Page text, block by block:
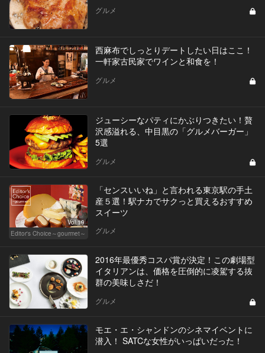
グルメ
西麻布でしっとりデートしたい日はここ！
一軒家古民家でワインと和食を！
グルメ
ジューシーなパティにかぶりつきたい！贅
沢感溢れる、中目黒の「グルメバーガー」
5選
グルメ
Vol.19
Editor's Choice～gourmet～
「センスいいね」と言われる東京駅の手土
産５選！駅ナカでサクっと買えるおすすめ
スイーツ
グルメ
2016年最優秀コスパ賞が決定！この劇場型
イタリアンは、価格を圧倒的に凌駕する抜
群の美味しさだ！
グルメ
モエ・エ・シャンドンのシネマイベントに
潜入！ SATCな女性がいっぱいだった！